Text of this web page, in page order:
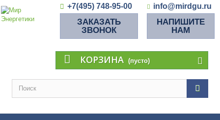
+7(495) 748-95-00 info@mirdgu.ru
ЗАКАЗАТЬ
ЗВОНОК
НАПИШИТЕ
НАМ
КОРЗИНА (пусто)